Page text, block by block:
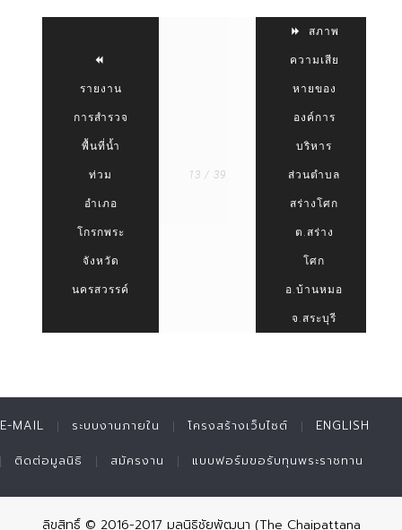
รายงาน
การสำรวจ
พื้นที่น้ำ
ท่วม
อำเภอ
โกรกพระ
จังหวัด
นครสวรรค์
13 / 39
สภาพ
ความเสีย
หายของ
องค์การ
บริหาร
ส่วนตำบล
สร่างโศก
ต.สร่าง
โศก
อ.บ้านหมอ
จ.สระบุรี
E-MAIL ระบบงานภายใน โครงสร้างเว็บไซต์ ENGLISH
ติดต่อมูลนิธิ สมัครงาน แบบฟอร์มขอรับทุนพระราชทาน
ลิขสิทธิ์ © 2016-2017 มูลนิธิชัยพัฒนา (The Chaipattana